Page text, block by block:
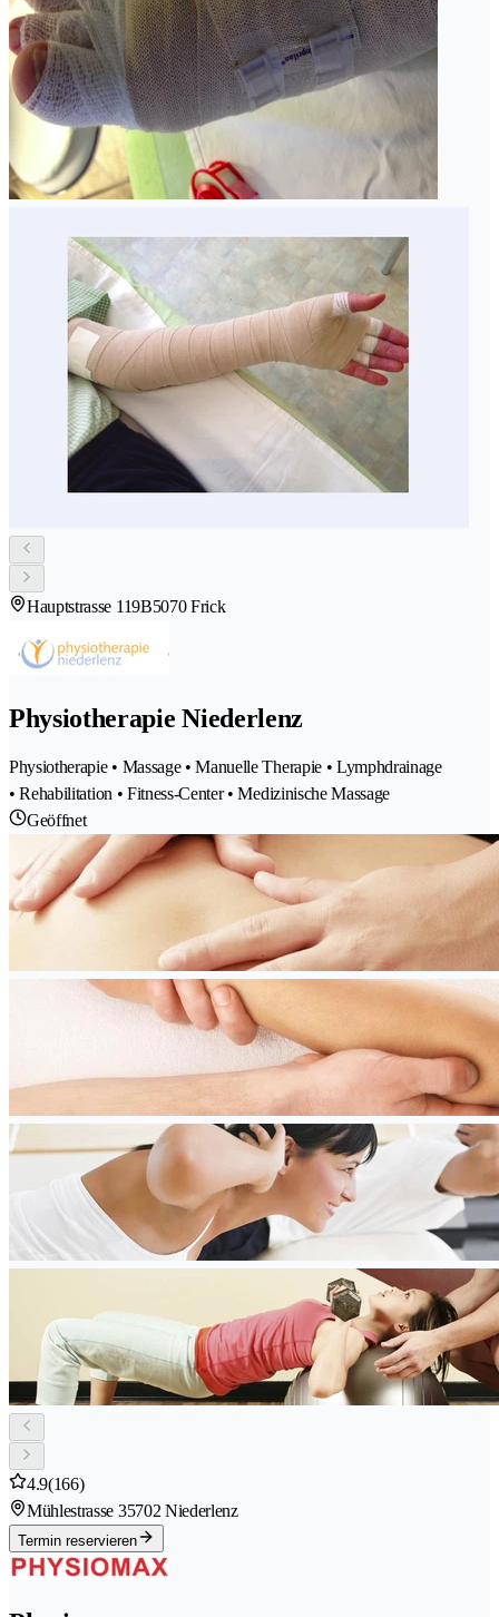
Hauptstrasse 119B5070 Frick
Physiotherapie Niederlenz
Physiotherapie • Massage • Manuelle Therapie • Lymphdrainage
• Rehabilitation • Fitness-Center • Medizinische Massage
Geöffnet
4.9(166)
Mühlestrasse 35702 Niederlenz
Termin reservieren